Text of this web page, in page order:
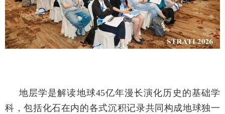
地层学是解读地球45亿年漫长演化历史的基础学
科，包括化石在内的各式沉积记录共同构成地球独一